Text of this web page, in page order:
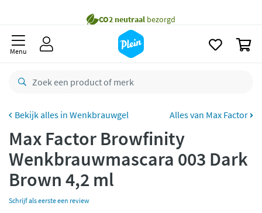
besteld,maandag
Gratisretourneren
Betaal met Klarna
Menu
Wenkbrauwgel Alles van Max Factor
Max Factor Browfinity
Wenkbrauwmascara 003 Dark
Brown 4,2 ml
Schrijf als eerste een review